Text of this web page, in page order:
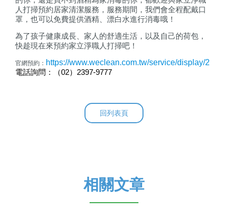
人打掃預約居家清潔服務，服務期間，我們會全程配戴口
罩，也可以免費提供酒精、漂白水進行消毒哦！
為了孩子健康成長、家人的舒適生活，以及自己的荷包，
快趁現在來預約家立淨職人打掃吧！
官網預約： https://www.weclean.com.tw/service/display/2
電話詢問 ： （02） 2397-9777
回列表頁
相關文章